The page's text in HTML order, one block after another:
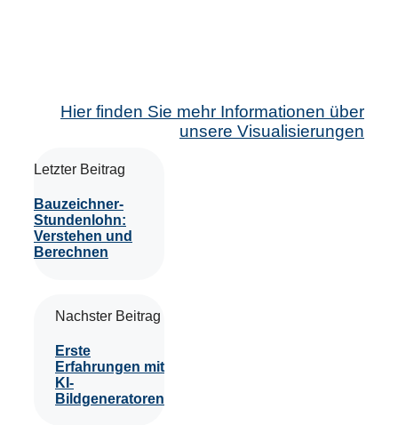
Hier finden Sie mehr Informationen über
unsere Visualisierungen
Letzter Beitrag
Bauzeichner-
Stundenlohn:
Verstehen und
Berechnen
Nachster Beitrag
Erste
Erfahrungen mit
KI-
Bildgeneratoren